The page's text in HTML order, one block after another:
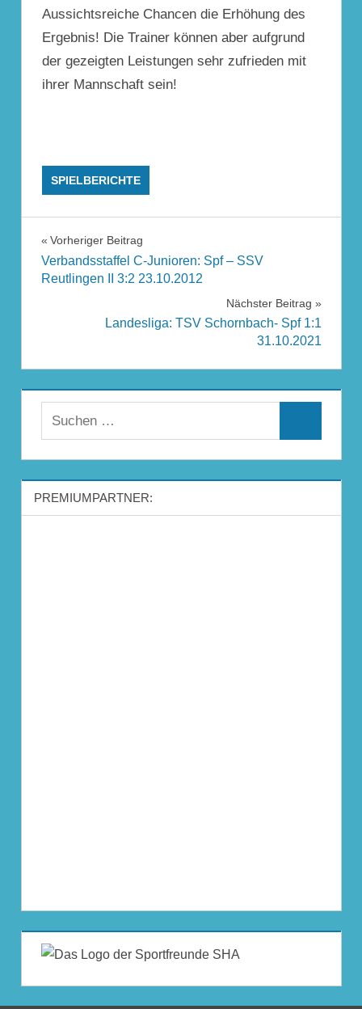
Aussichtsreiche Chancen die Erhöhung des
Ergebnis! Die Trainer können aber aufgrund
der gezeigten Leistungen sehr zufrieden mit
ihrer Mannschaft sein!
SPIELBERICHTE
Beitragsnavigation
Vorheriger Beitrag
Verbandsstaffel C-Junioren: Spf – SSV
Reutlingen II 3:2 23.10.2012
Nächster Beitrag
Landesliga: TSV Schornbach- Spf 1:1
31.10.2021
PREMIUMPARTNER: